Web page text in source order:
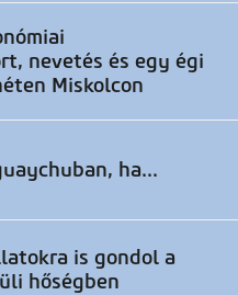
nevetés és egy égi
Miskolcon
ha...
is gondol a
hőségben